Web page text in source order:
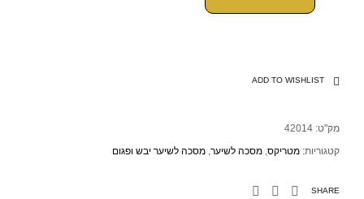
ADD TO WISHLIST
מק"ט: 42014
קטגוריות: מטריקס, מסכה לשיער, מסכה לשיער יבש ופגום
SHARE